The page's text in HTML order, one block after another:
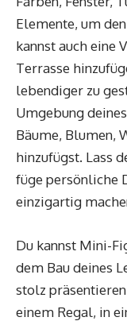
Elemente, um
kannst auch eine
Terrasse
lebendiger zu
Umgebung
Bäume, Blumen,
hinzufügst. Lass
füge persönliche
einzigartig
Du kannst Mini-
dem Bau deines
stolz
einem Regal, in